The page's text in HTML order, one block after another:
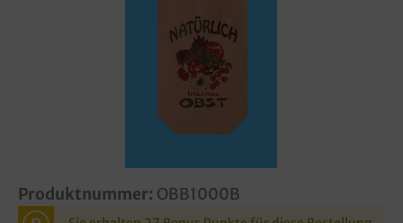
Produktnummer: OBB1000B